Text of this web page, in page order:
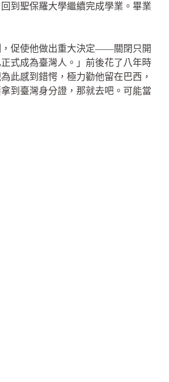
到聖保羅大學繼續完成學業。畢業
，促使他做出重大決定——關閉只開
式成為臺灣人。」前後花了八年時
此感到錯愕，極力勸他留在巴西，
到臺灣身分證，那就去吧。可能當